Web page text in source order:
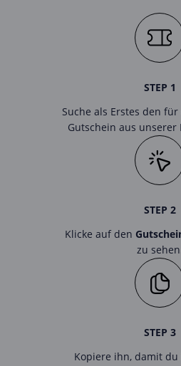
STEP 1
Suche als Erstes den
Gutschein aus unserer
STEP 2
Klicke auf den
zu
STEP 3
Kopiere ihn, damit